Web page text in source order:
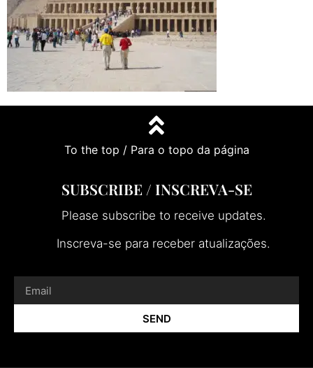
To the top / Para o topo da página
SUBSCRIBE / INSCREVA-SE
Please subscribe to receive updates.
Inscreva-se para receber atualizações.
SEND